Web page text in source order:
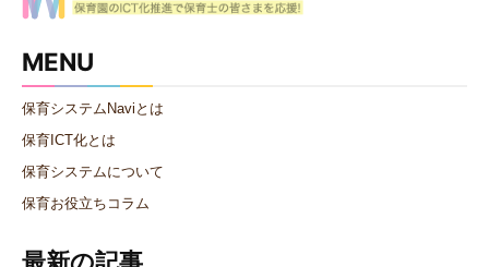
MENU
保育システムNaviとは
保育ICT化とは
保育システムについて
保育お役立ちコラム